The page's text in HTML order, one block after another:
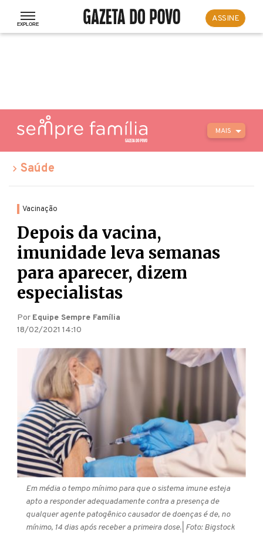
ASSINE
MAIS
Saúde
Vacinação
Depois da vacina,
imunidade leva semanas
para aparecer, dizem
especialistas
Por Equipe Sempre Família
18/02/2021 14:10
Em média o tempo mínimo para que o sistema imune esteja
apto a responder adequadamente contra a presença de
qualquer agente patogênico causador de doenças é de, no
mínimo, 14 dias após receber a primeira dose.| Foto: Bigstock